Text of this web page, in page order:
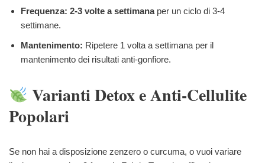
Frequenza: 2-3 volte a settimanaper un ciclo di 3-4
settimane.
Mantenimento: Ripetere 1 volta a settimana per il
mantenimento dei risultati anti-gonfiore.
Varianti Detox e Anti-Cellulite
Popolari
Se non hai a disposizione zenzero o curcuma, o vuoi variare